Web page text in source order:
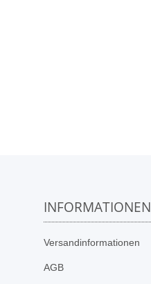
INFORMATIONEN
Versandinformationen
AGB